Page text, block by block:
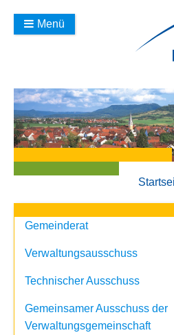
Menü
Gemeinderat
Verwaltungsausschuss
Technischer Ausschuss
Gemeinsamer Ausschuss der
Verwaltungsgemeinschaft